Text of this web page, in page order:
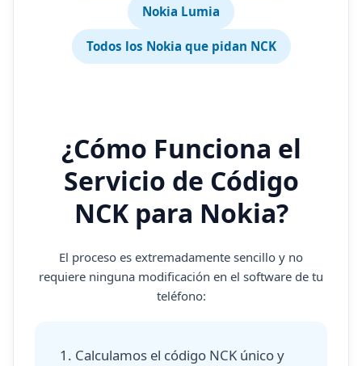
Nokia Lumia
Todos los Nokia que pidan NCK
¿Cómo Funciona el
Servicio de Código
NCK para Nokia?
El proceso es extremadamente sencillo y no
requiere ninguna modificación en el software de tu
teléfono:
Calculamos el código NCK único y